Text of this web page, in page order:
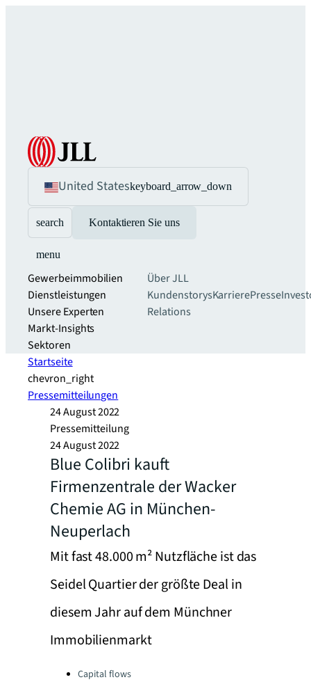
United Stateskeyboard_arrow_down
search Kontaktieren Sie uns
menu
Gewerbeimmobilien
Dienstleistungen
Unsere Experten
Markt-Insights
Sektoren​
Über JLL
KundenstorysKarrierePresse
Relations
Startseite
chevron_right
Pressemitteilungen
24 August 2022
Pressemitteilung
24 August 2022
Blue Colibri kauft
Firmenzentrale der Wacker
Chemie AG in München-
Neuperlach
Mit fast 48.000 m² Nutzfläche ist das
Seidel Quartier der größte Deal in
diesem Jahr auf dem Münchner
Immobilienmarkt
Categories:Capital flows